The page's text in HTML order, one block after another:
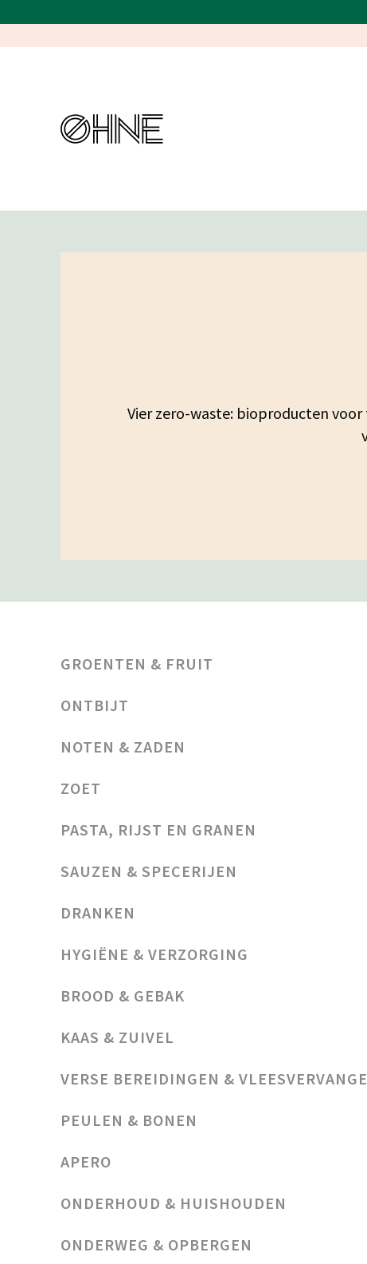
Vier zero-waste: bioproducten
GROENTEN & FRUIT
ONTBIJT
NOTEN & ZADEN
ZOET
PASTA, RIJST EN GRANEN
SAUZEN & SPECERIJEN
DRANKEN
HYGIËNE & VERZORGING
BROOD & GEBAK
KAAS & ZUIVEL
VERSE BEREIDINGEN &
PEULEN & BONEN
APERO
ONDERHOUD & HUISHOUDEN
ONDERWEG & OPBERGEN